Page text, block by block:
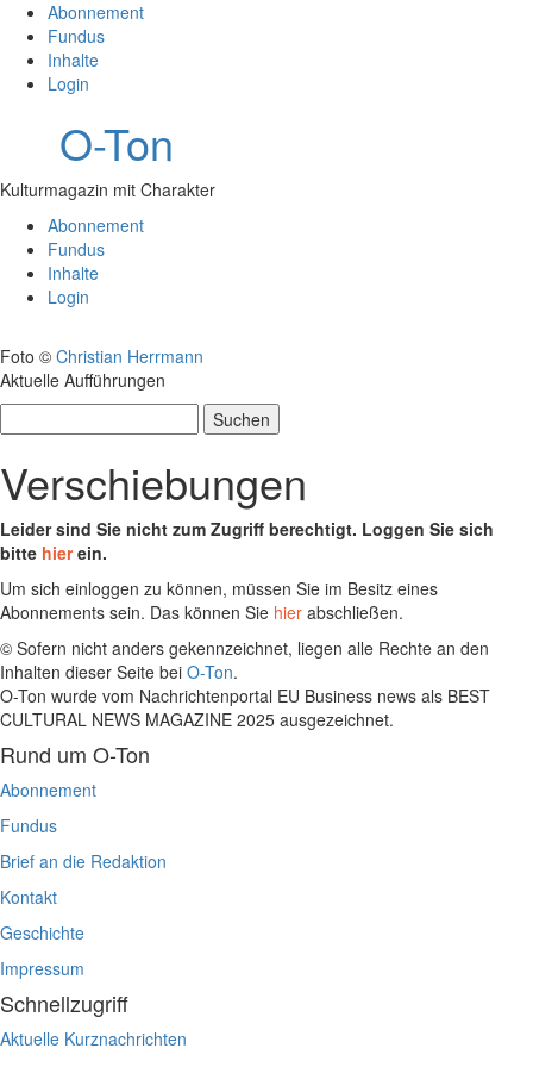
Abonnement
Fundus
Inhalte
Login
O-Ton
Kulturmagazin mit Charakter
Abonnement
Fundus
Inhalte
Login
Foto © Christian Herrmann
Aktuelle Aufführungen
nach:
Verschiebungen
Leider sind Sie nicht zum Zugriff berechtigt. Loggen Sie sich
bitte hierein.
Um sich einloggen zu können, müssen Sie im Besitz eines
Abonnements sein. Das können Sie hier abschließen.
© Sofern nicht anders gekennzeichnet, liegen alle Rechte an den
Inhalten dieser Seite bei O-Ton.
O-Ton wurde vom Nachrichtenportal EU Business news als BEST
CULTURAL NEWS MAGAZINE 2025 ausgezeichnet.
Rund um O-Ton
Abonnement
Fundus
Brief an die Redaktion
Kontakt
Geschichte
Impressum
Schnellzugriff
Aktuelle Kurznachrichten